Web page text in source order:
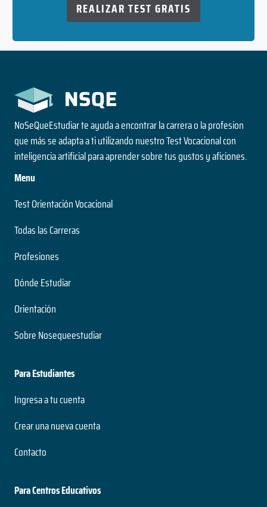
REALIZAR TEST GRATIS
NoSeQueEstudiar te ayuda a encontrar la carrera o la profesion
que más se adapta a ti utilizando nuestro Test Vocacional con
inteligencia artificial para aprender sobre tus gustos y aficiones.
Menu
Test Orientación Vocacional
Todas las Carreras
Profesiones
Dónde Estudiar
Orientación
Sobre Nosequeestudiar
Para Estudiantes
Ingresa a tu cuenta
Crear una nueva cuenta
Contacto
Para Centros Educativos